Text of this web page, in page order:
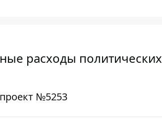
расходы политических
№5253